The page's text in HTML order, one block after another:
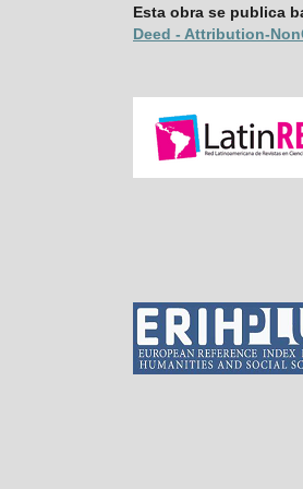
Esta obra se publica
Deed - Attribution-